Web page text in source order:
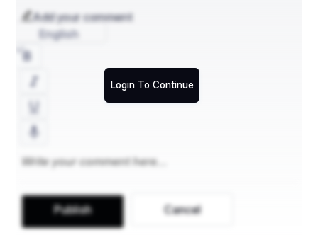
ନବନୀତ୍ପକରମ୍ବିତବନରୋଲମ୍ବିତମବଲମ୍ବିତକଲକଣ୍ଠ
କଲମ୍ ।
ଦୁର୍ଜନତୃଣପାବକମନୁଚରଶାବକନିକରାବକମରୁଣୋଷ୍ଠଦଲଂ
ନିଜବିକ୍ରମଚର୍ଚିତଭୁଜଗୁରୁଗର୍ଵିତଗନ୍ଧର୍ଵିତଦନୁଜାର୍ଦିବଲମ୍ ॥
୪॥
ଯମୁନାତଟତଲ୍ପିତପୁଷ୍ପମନଲ୍ପିତମଦଜଲ୍ପିତଦୟିତାପ୍ତର
ତିମ୍ ।
Add your comment
Login To Continue
English
Publish Cancel